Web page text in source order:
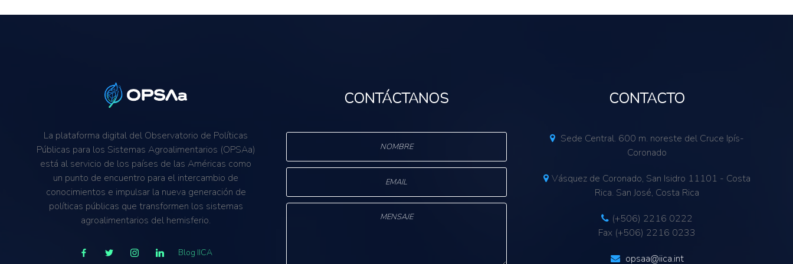
La plataforma digital del Observatorio de Políticas
Públicas para los Sistemas Agroalimentarios (OPSAa)
está al servicio de los países de las Américas como
un punto de encuentro para el intercambio de
conocimientos e impulsar la nueva generación de
políticas públicas que transformen los sistemas
agroalimentarios del hemisferio.
Blog IICA
CONTÁCTANOS CONTACTO
Sede Central. 600 m. noreste del Cruce Ipís-
Coronado
Vásquez de Coronado, San Isidro 11101 - Costa
Rica. San José, Costa Rica
(+506) 2216 0222
Fax (+506) 2216 0233
opsaa@iica.int